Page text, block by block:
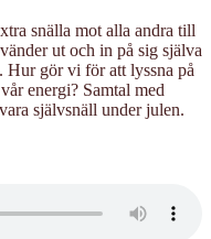
snälla mot alla andra till
ut och in på sig själva
gör vi för att lyssna på
energi? Samtal med
självsnäll under julen.